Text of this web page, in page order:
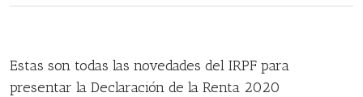
Estas son todas las novedades del IRPF para
presentar la Declaración de la Renta 2020